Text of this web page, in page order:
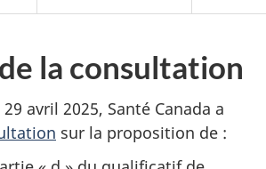
la consultation
avril 2025, Santé Canada a
sur la proposition de :